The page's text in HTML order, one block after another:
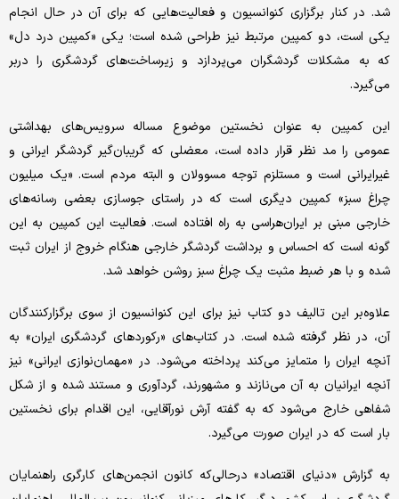
شد. در کنار برگزاری کنوانسیون و فعالیت‌هایی که برای آن در حال انجام
یکی است، دو کمپین مرتبط نیز طراحی شده است؛ یکی «کمپین درد دل»
که به مشکلات گردشگران می‌پردازد و زیرساخت‌های گردشگری را دربر
می‌گیرد.
این کمپین به عنوان نخستین موضوع مساله سرویس‌های بهداشتی
عمومی را مد نظر قرار داده است، معضلی که گریبان‌گیر گردشگر ایرانی و
غیرایرانی است و مستلزم توجه مسوولان و البته مردم است. «یک میلیون
چراغ سبز» کمپین دیگری است که در راستای جوسازی بعضی رسانه‌های
خارجی مبنی بر ایران‌هراسی به راه افتاده است. فعالیت این کمپین به این
گونه است که احساس و برداشت گردشگر خارجی هنگام خروج از ایران ثبت
شده و با هر ضبط مثبت یک چراغ سبز روشن خواهد شد.
علاوه‌بر این تالیف دو کتاب نیز برای این کنوانسیون از سوی برگزارکنندگان
آن، در نظر گرفته شده است. در کتاب‌های «رکوردهای گردشگری ایران» به
آنچه ایران را متمایز می‌‌کند پرداخته می‌شود. در «مهمان‌نوازی ایرانی» نیز
آنچه ایرانیان به آن می‌نازند و مشهورند، گردآوری و مستند شده و از شکل
شفاهی خارج می‌شود که به گفته آرش نورآقایی، این اقدام برای نخستین
بار است که در ایران صورت می‌گیرد.
به گزارش «دنیای اقتصاد» درحالی‌که کانون انجمن‌های کارگری راهنمایان